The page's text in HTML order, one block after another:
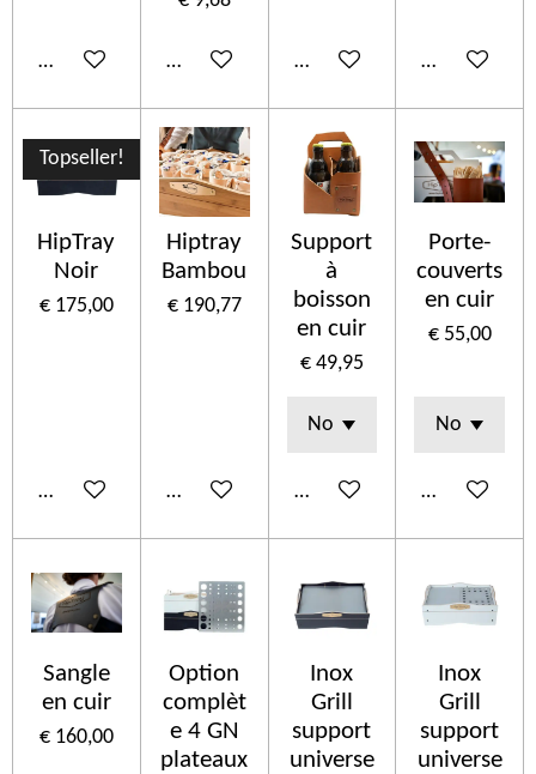
In winkelwagenIn winkelwagenIn winkelwagenIn
Topseller!
HipTray
Noir
€ 175,00
In winkelwagen
Hiptray
Bambou
€ 190,77
In winkelwagen
Support
à
boisson
en cuir
€ 49,95
In winkelwagen
Porte-
couverts
en cuir
€ 55,00
Bekijk details
Sangle
en cuir
€ 160,00
Option
complèt
e 4 GN
plateaux
Inox
Grill
support
universe
Inox
Grill
support
universe